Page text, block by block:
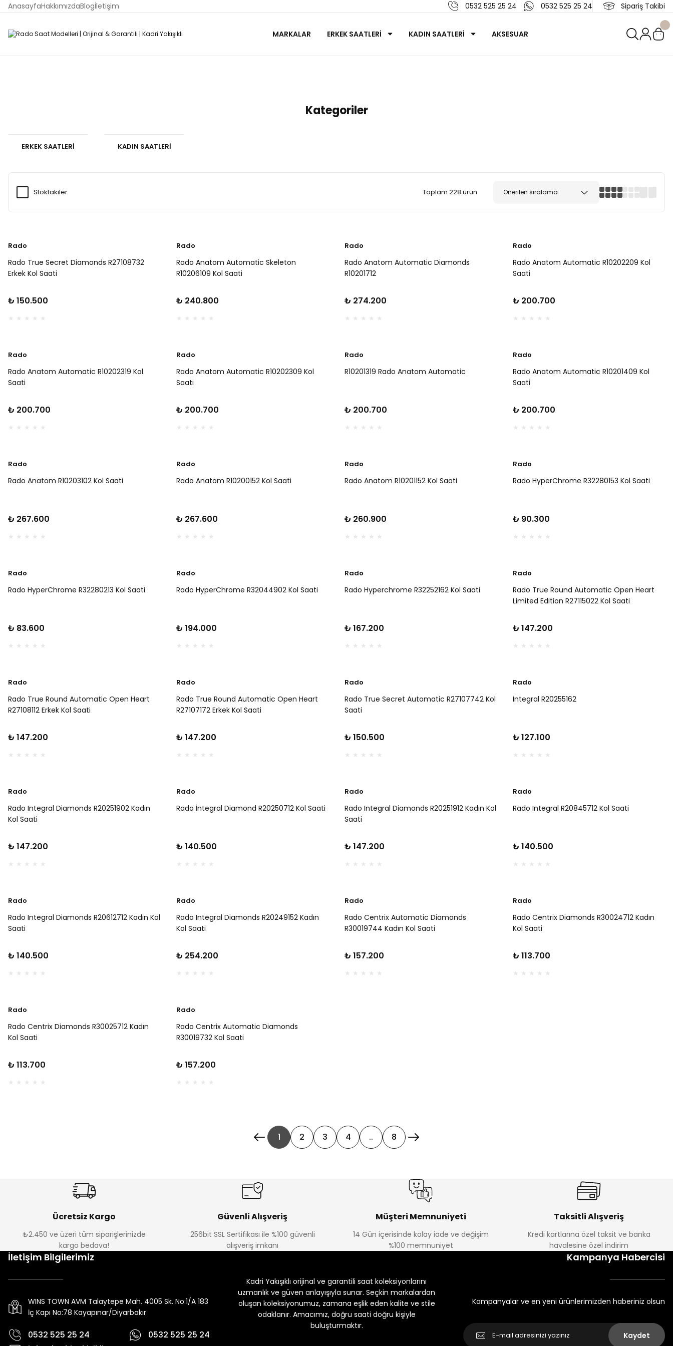
AnasayfaHakkımızdaBlogİletişim 0532 525 25 24 0532 525 25 24 Sipariş Takibi
MARKALAR ERKEK SAATLERİ KADIN SAATLERİ AKSESUAR
Kategoriler
ERKEK SAATLERİ KADIN SAATLERİ
Stoktakiler Toplam 228 ürün
Rado
Rado True Secret Diamonds R27108732
Erkek Kol Saati
₺ 150.500
Rado
Rado Anatom Automatic Skeleton
R10206109 Kol Saati
₺ 240.800
Rado
Rado Anatom Automatic Diamonds
R10201712
₺ 274.200
Rado
Rado Anatom Automatic R10202209 Kol
Saati
₺ 200.700
Rado
Rado Anatom Automatic R10202319 Kol
Saati
₺ 200.700
Rado
Rado Anatom Automatic R10202309 Kol
Saati
₺ 200.700
Rado
R10201319 Rado Anatom Automatic
₺ 200.700
Rado
Rado Anatom Automatic R10201409 Kol
Saati
₺ 200.700
Rado
Rado Anatom R10203102 Kol Saati
₺ 267.600
Rado
Rado Anatom R10200152 Kol Saati
₺ 267.600
Rado
Rado Anatom R10201152 Kol Saati
₺ 260.900
Rado
Rado HyperChrome R32280153 Kol Saati
₺ 90.300
Rado
Rado HyperChrome R32280213 Kol Saati
₺ 83.600
Rado
Rado HyperChrome R32044902 Kol Saati
₺ 194.000
Rado
Rado Hyperchrome R32252162 Kol Saati
₺ 167.200
Rado
Rado True Round Automatic Open Heart
Limited Edition R27115022 Kol Saati
₺ 147.200
Rado
Rado True Round Automatic Open Heart
R27108112 Erkek Kol Saati
₺ 147.200
Rado
Rado True Round Automatic Open Heart
R27107172 Erkek Kol Saati
₺ 147.200
Rado
Rado True Secret Automatic R27107742 Kol
Saati
₺ 150.500
Rado
Integral R20255162
₺ 127.100
Rado
Rado Integral Diamonds R20251902 Kadın
Kol Saati
₺ 147.200
Rado
Rado İntegral Diamond R20250712 Kol Saati
₺ 140.500
Rado
Rado Integral Diamonds R20251912 Kadın Kol
Saati
₺ 147.200
Rado
Rado Integral R20845712 Kol Saati
₺ 140.500
Rado
Rado Integral Diamonds R20612712 Kadın Kol
Saati
₺ 140.500
Rado
Rado Integral Diamonds R20249152 Kadın
Kol Saati
₺ 254.200
Rado
Rado Centrix Automatic Diamonds
R30019744 Kadın Kol Saati
₺ 157.200
Rado
Rado Centrix Diamonds R30024712 Kadın
Kol Saati
₺ 113.700
Rado
Rado Centrix Diamonds R30025712 Kadın
Kol Saati
₺ 113.700
Rado
Rado Centrix Automatic Diamonds
R30019732 Kol Saati
₺ 157.200
1 2 3 4 .. 8
Ücretsiz Kargo
₺2.450 ve üzeri tüm siparişlerinizde
kargo bedava!
Güvenli Alışveriş
256bit SSL Sertifikası ile %100 güvenli
alışveriş imkanı
Müşteri Memnuniyeti
14 Gün içerisinde kolay iade ve değişim
%100 memnuniyet
Taksitli Alışveriş
Kredi kartlarına özel taksit ve banka
havalesine özel indirim
İletişim Bilgilerimiz
WINS TOWN AVM Talaytepe Mah. 4005 Sk. No:1/A 183
İç Kapı No:78 Kayapınar/Diyarbakır
0532 525 25 24
0532 525 25 24
Kadri Yakışıklı orijinal ve garantili saat koleksiyonlarını
uzmanlık ve güven anlayışıyla sunar. Seçkin markalardan
oluşan koleksiyonumuz, zamana eşlik eden kalite ve stile
odaklanır. Amacımız, doğru saati doğru kişiyle
buluşturmaktır.
Kampanya Habercisi
Kampanyalar ve en yeni ürünlerimizden haberiniz olsun
Kaydet